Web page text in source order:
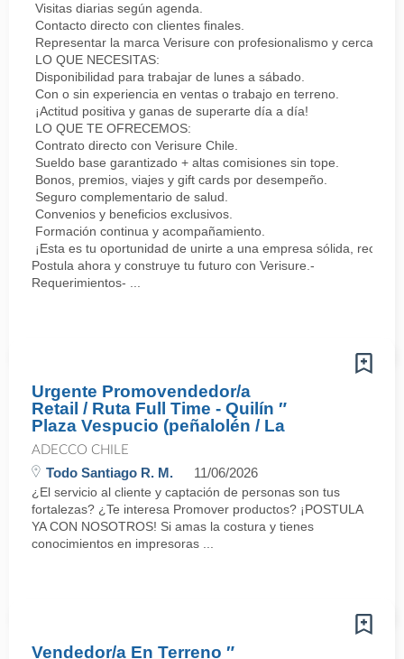
Visitas diarias según agenda.
Contacto directo con clientes finales.
Representar la marca Verisure con profesionalismo y cercanía.
LO QUE NECESITAS:
Disponibilidad para trabajar de lunes a sábado.
Con o sin experiencia en ventas o trabajo en terreno.
¡Actitud positiva y ganas de superarte día a día!
LO QUE TE OFRECEMOS:
Contrato directo con Verisure Chile.
Sueldo base garantizado + altas comisiones sin tope.
Bonos, premios, viajes y gift cards por desempeño.
Seguro complementario de salud.
Convenios y beneficios exclusivos.
Formación continua y acompañamiento.
¡Esta es tu oportunidad de unirte a una empresa sólida,
Postula ahora y construye tu futuro con Verisure.-
Requerimientos- ...
Urgente Promovendedor/a
Retail / Ruta Full Time - Quilín ″
Plaza Vespucio (peñalolén / La
ADECCO CHILE
Todo Santiago R. M. 11/06/2026
¿El servicio al cliente y captación de personas son tus
fortalezas? ¿Te interesa Promover productos? ¡POSTULA
YA CON NOSOTROS! Si amas la costura y tienes
conocimientos en impresoras ...
Vendedor/a En Terreno ″